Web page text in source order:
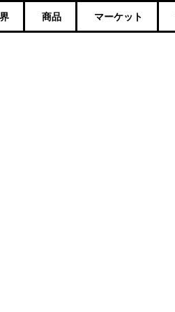
商品 マーケット